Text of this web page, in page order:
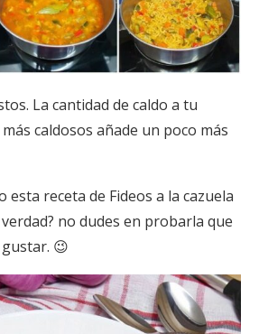
La cantidad de caldo a tu
caldosos añade un poco más
esta receta de Fideos a la cazuela
no dudes en probarla que
😉